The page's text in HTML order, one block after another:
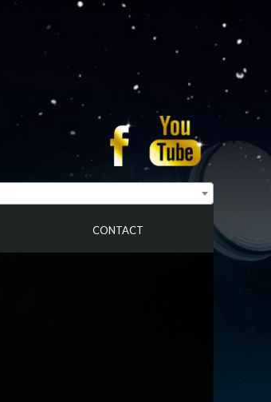
CONTACT